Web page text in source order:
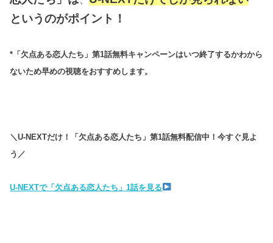
というのがポイント！
*「欠点ある恋人たち」第1話無料キャンペーンはいつ終了するかわから
ないため早めの視聴をおすすめします。
＼U-NEXTだけ！「欠点ある恋人たち」第1話無料配信中！今すぐ見よ
う／
U-NEXTで「欠点ある恋人たち」1話を見る